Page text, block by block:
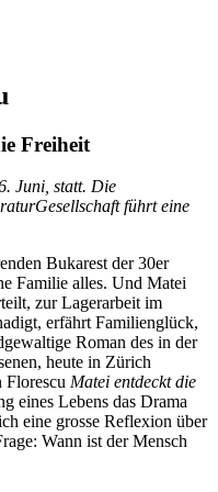
Freiheit
Juni, statt. Die
führt eine
Bukarest der 30er
Familie alles. Und Matei
zur Lagerarbeit im
erfährt Familienglück,
Roman des in der
heute in Zürich
Florescu Matei entdeckt die
eines Lebens das Drama
eine grosse Reflexion über
Wann ist der Mensch